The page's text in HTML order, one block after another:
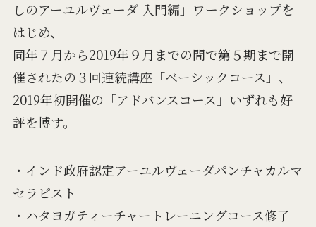
しのアーユルヴェーダ 入門編」ワークショップを
はじめ、
同年７月から2019年９月までの間で第５期まで開
催されたの３回連続講座「ベーシックコース」、
2019年初開催の「アドバンスコース」いずれも好
評を博す。
・インド政府認定アーユルヴェーダパンチャカルマ
セラピスト
・ハタヨガティーチャートレーニングコース修了